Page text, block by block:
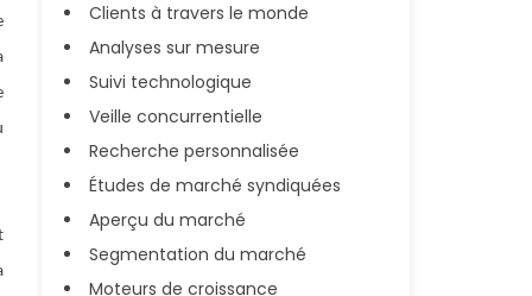
Clients à travers le monde
Analyses sur mesure
Suivi technologique
Veille concurrentielle
Recherche personnalisée
Études de marché syndiquées
Aperçu du marché
Segmentation du marché
Moteurs de croissance